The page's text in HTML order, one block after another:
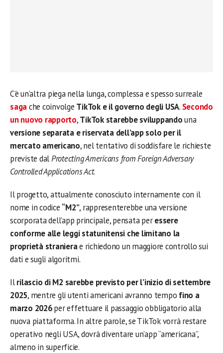
C’è un’altra piega nella lunga, complessa e spesso surreale
sagache coinvolge TikTok e il governo degli USA. Secondo
un nuovo rapporto,TikTok starebbe sviluppandouna
versione separata e riservata dell’app solo per il
mercato americano, nel tentativo di soddisfare le richieste
previste dalProtecting Americans from Foreign Adversary
Controlled Applications Act.
Il progetto, attualmente conosciuto internamente con il
nome in codice “M2”, rappresenterebbe una versione
scorporata dell’app principale, pensata peressere
conforme alle leggi statunitensi che limitano la
proprietà stranierae richiedono un maggiore controllo sui
dati e sugli algoritmi.
Ilrilascio di M2 sarebbe previsto per l’inizio di settembre
2025, mentre gli utenti americani avranno tempo fino a
marzo 2026per effettuare il passaggio obbligatorio alla
nuova piattaforma. In altre parole, se TikTok vorrà restare
operativo negli USA, dovrà diventare un’app “americana”,
almeno in superficie.